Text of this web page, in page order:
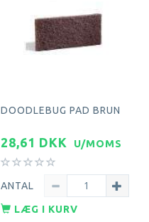
DOODLEBUG PAD BRUN
28,61 DKK U/MOMS
ANTAL
LÆG I KURV